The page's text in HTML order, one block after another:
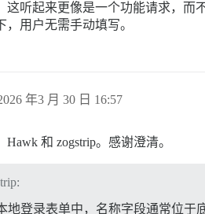
这听起来更像是一个功能请求，
，用户无需手动填写。
年3 月 30 日 16:57
Hawk 和 zogstrip。感谢澄清。
登录表单中，名称字段通常位于